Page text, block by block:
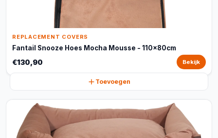
REPLACEMENT COVERS
Fantail Snooze Hoes Mocha Mousse - 110x80cm
€130,90 Bekijk
Toevoegen